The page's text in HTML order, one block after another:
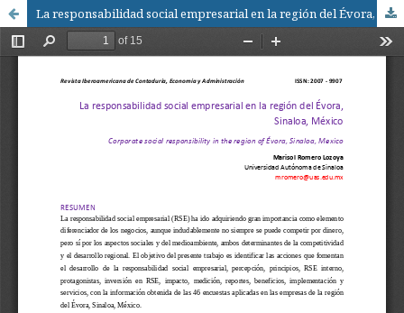
La responsabilidad social empresarial en la región del Évora, Sinaloa, México / Corporate Social Responsibility in the region of Evora, Sinaloa, Mexico